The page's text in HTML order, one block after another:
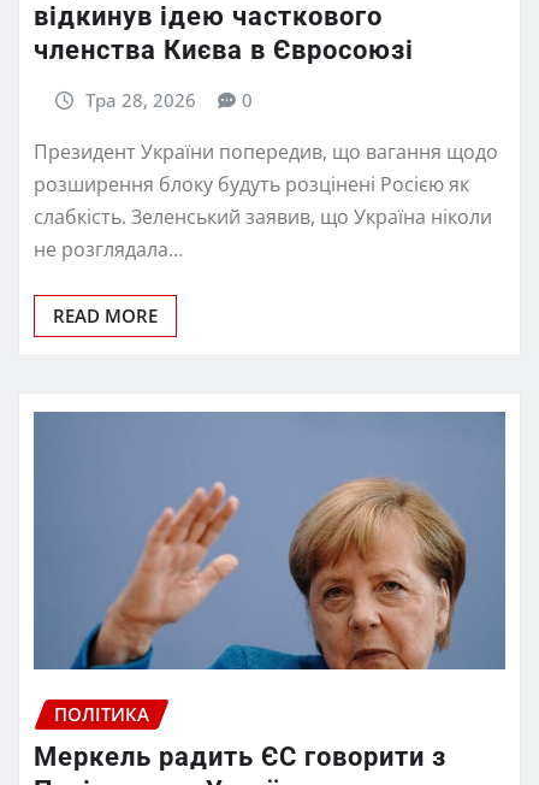
відкинув ідею часткового
членства Києва в Євросоюзі
Тра 28, 2026 0
Президент України попередив, що вагання щодо
розширення блоку будуть розцінені Росією як
слабкість. Зеленський заявив, що Україна ніколи
не розглядала…
READ MORE
ПОЛІТИКА
Меркель радить ЄС говорити з